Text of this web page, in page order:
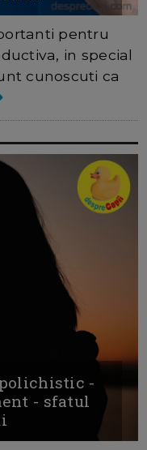
pentru
in special
cunoscuti ca
-
- sfatul